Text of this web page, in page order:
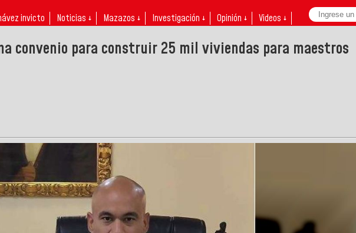
invicto Noticias ↓ Mazazos ↓ Investigación ↓ Opinión ↓ Videos ↓
convenio para construir 25 mil viviendas para maestros